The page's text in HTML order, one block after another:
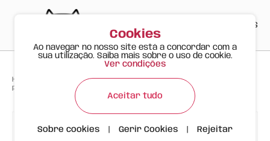
ES
Happy Meow Produtos > Para Cães Felizes >
Preguiça Brinquedo de corda Cão FOFOS
Cookies
Ao navegar no nosso site está a concordar com a
sua utilização. Saiba mais sobre o uso de cookie.
Ver condições
Aceitar tudo
Sobre cookies Gerir Cookies Rejeitar